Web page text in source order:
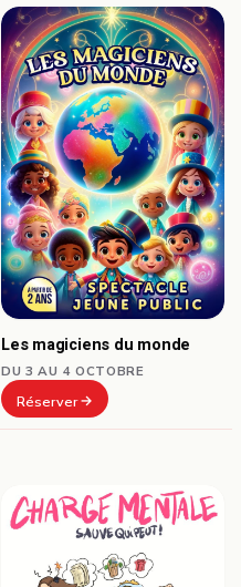
Les magiciens du monde
DU 3 AU 4 OCTOBRE
Réserver